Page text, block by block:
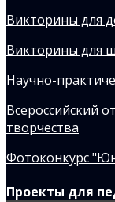
Викторины для
Викторины для
Научно-
Всероссийский
творчества
Фотоконкурс
Проекты для